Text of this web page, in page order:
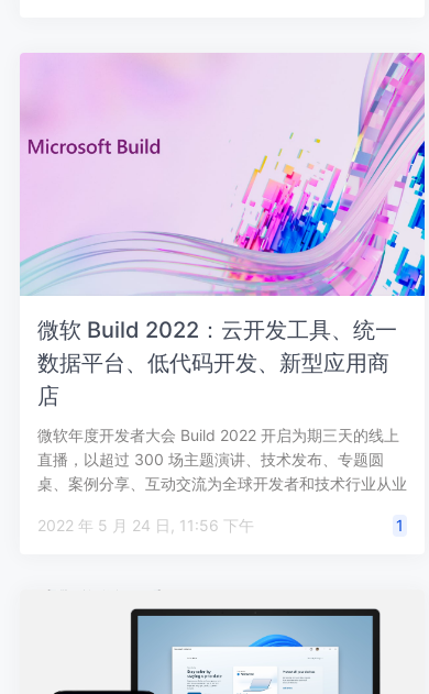
微软 Build 2022：云开发工具、统一
数据平台、低代码开发、新型应用商
店
微软年度开发者大会 Build 2022 开启为期三天的线上
直播，以超过 300 场主题演讲、技术发布、专题圆
桌、案例分享、互动交流为全球开发者和技术行业从业
2022 年 5 月 24 日, 11:56 下午
1